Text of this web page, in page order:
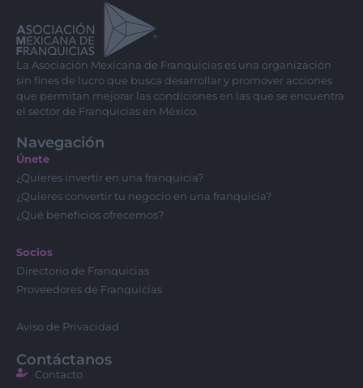
La Asociación Mexicana de Franquicias es una organización
sin fines de lucro que busca desarrollar y promover acciones
que permitan mejorar las condiciones en las que se encuentra
el sector de Franquicias en México.
Navegación
Únete
¿Quieres invertir en una franquicia?
¿Quieres convertir tu negocio en una franquicia?
¿Qué beneficios ofrecemos?
Socios
Directorio de Franquicias
Proveedores de Franquicias
Aviso de Privacidad
Contáctanos
Contacto